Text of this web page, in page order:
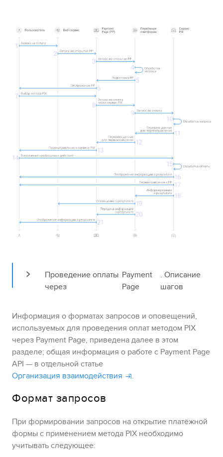
Проведение оплаты
через
Payment
Page
. Описание
шагов
Информация о форматах запросов и оповещений,
используемых для проведения оплат методом PIX
через Payment Page, приведена далее в этом
разделе; общая информация о работе с Payment Page
API — в отдельной статье
Организация взаимодействия
.
Формат запросов
При формировании запросов на открытие платёжной
формы с применением метода PIX необходимо
учитывать следующее: